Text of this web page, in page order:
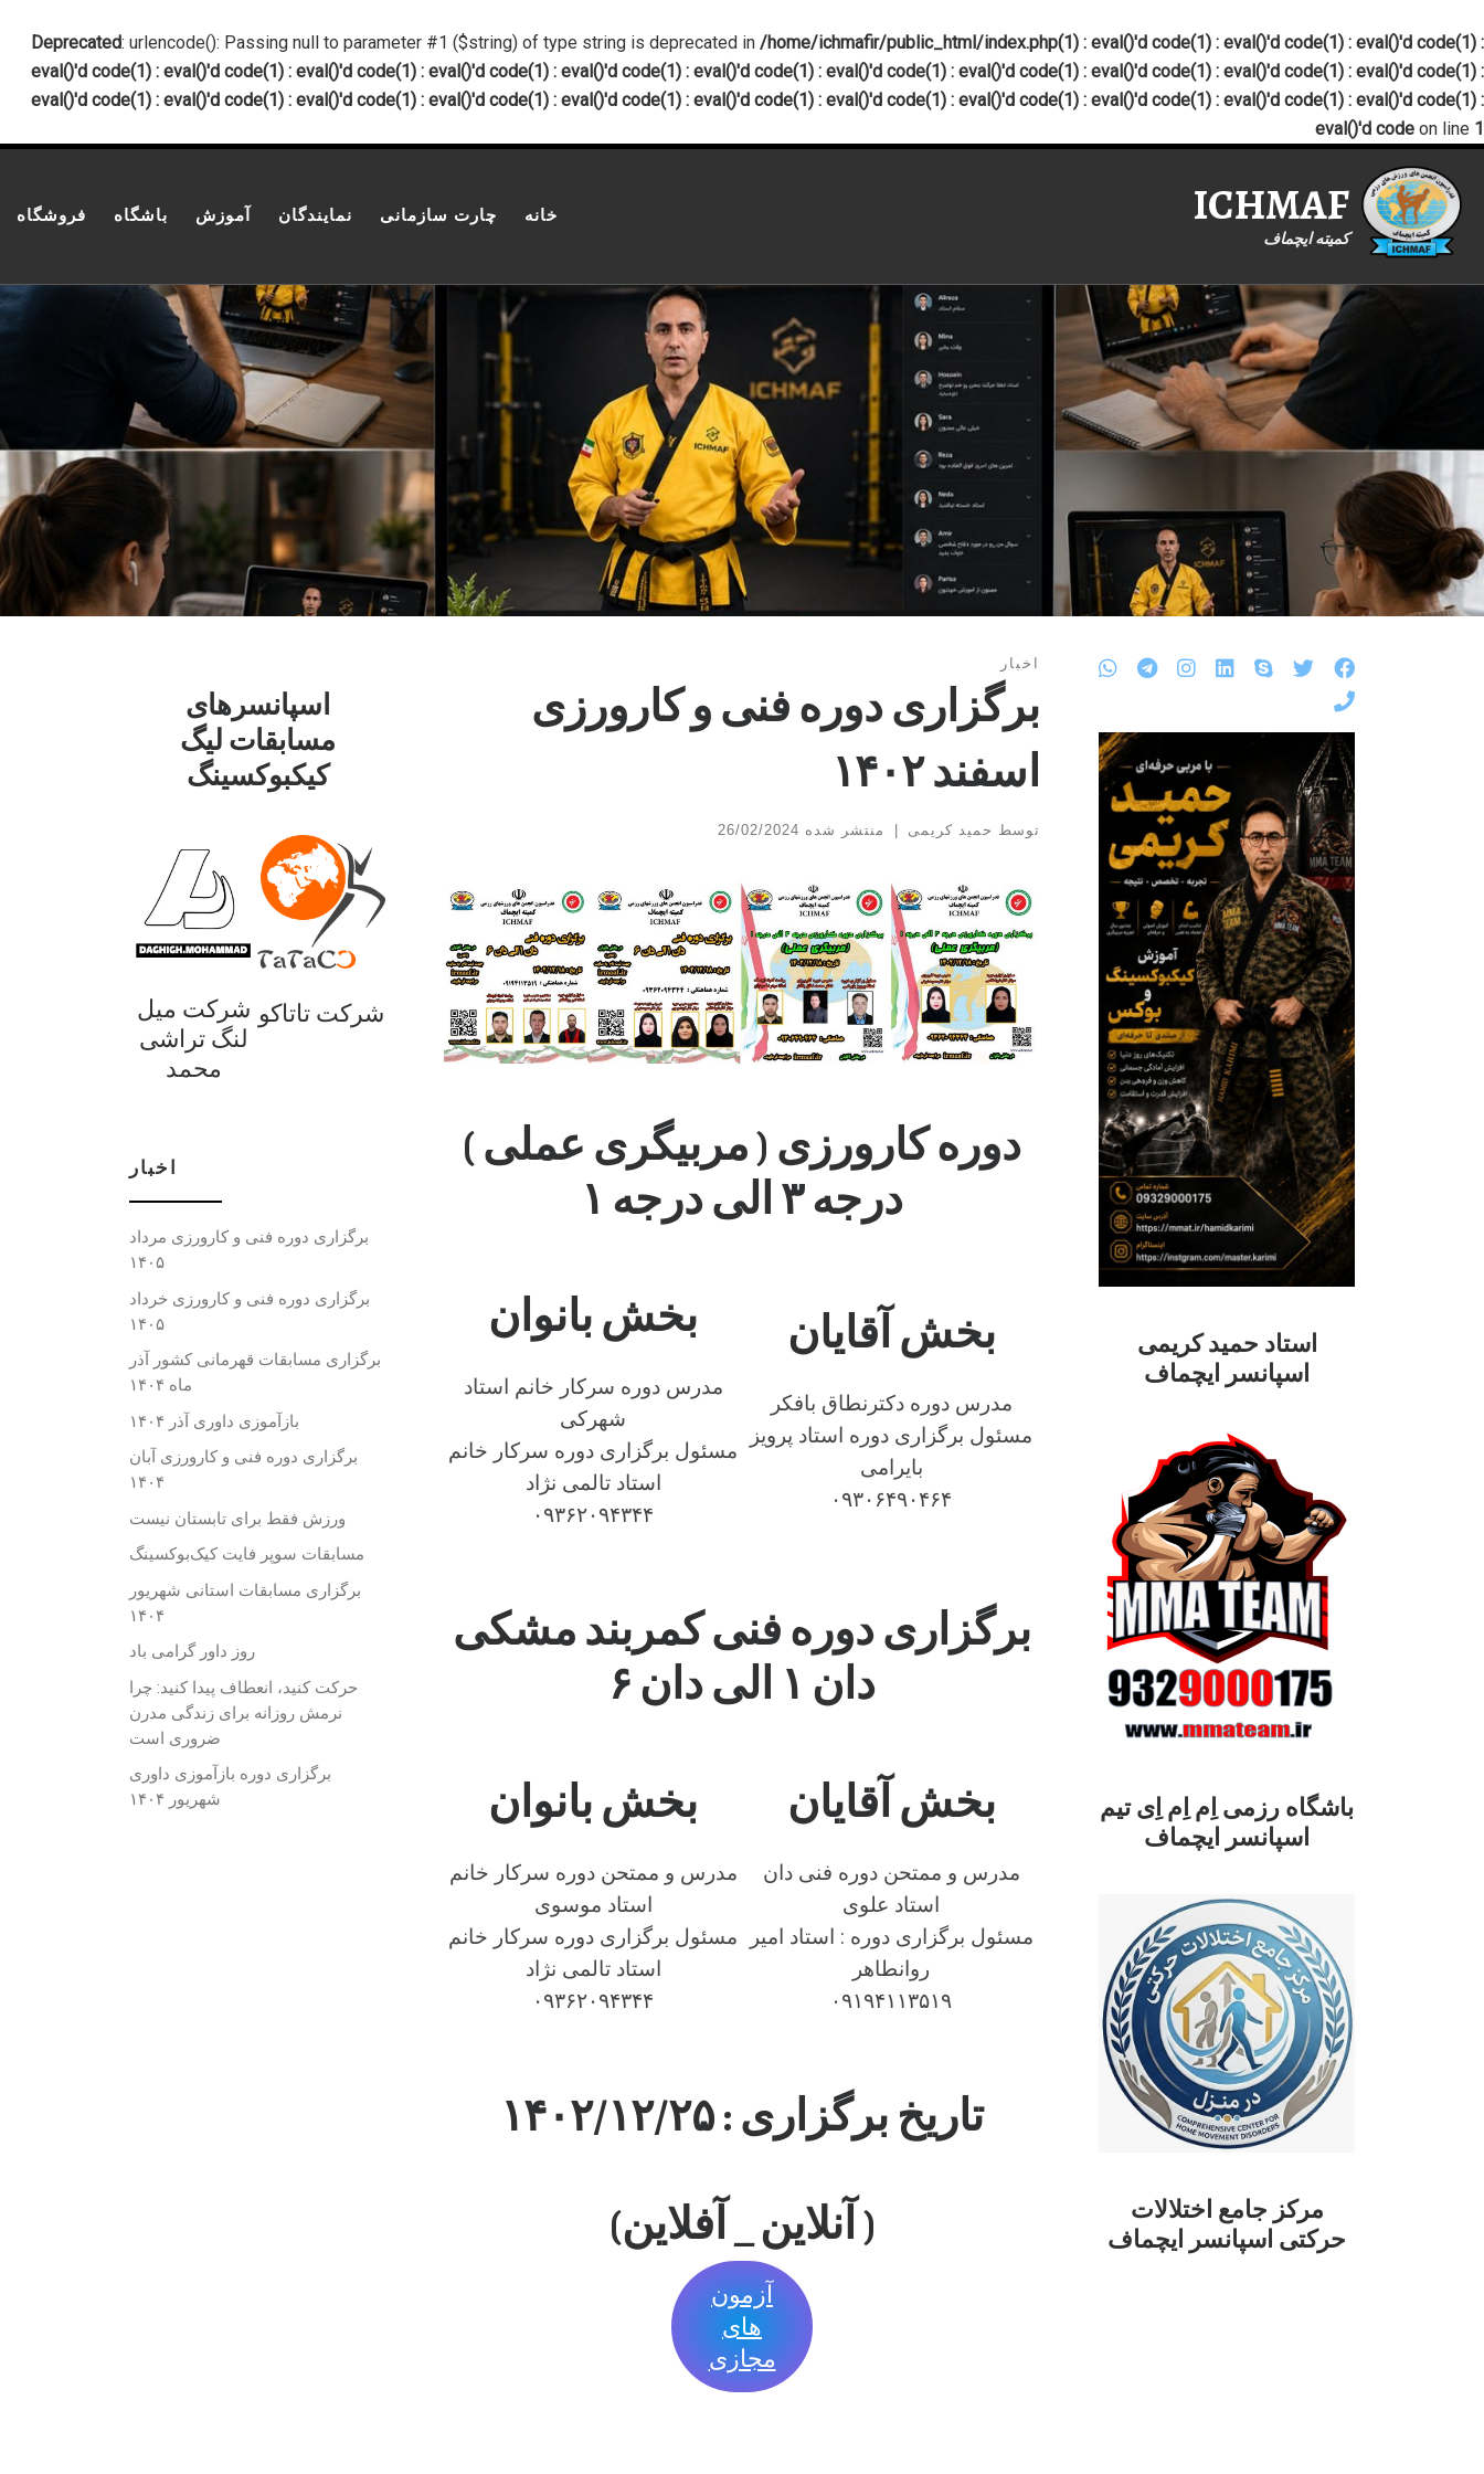
Deprecated: urlencode(): Passing null to parameter #1 ($string) of type string is deprecated in /home/ichmafir/public_html/index.php(1) : eval()'d code(1) : eval()'d code(1) : eval()'d code(1) :
eval()'d code(1) : eval()'d code(1) : eval()'d code(1) : eval()'d code(1) : eval()'d code(1) : eval()'d code(1) : eval()'d code(1) : eval()'d code(1) : eval()'d code(1) : eval()'d code(1) : eval()'d code(1) :
eval()'d code(1) : eval()'d code(1) : eval()'d code(1) : eval()'d code(1) : eval()'d code(1) : eval()'d code(1) : eval()'d code(1) : eval()'d code(1) : eval()'d code(1) : eval()'d code(1) : eval()'d code(1) :
eval()'d code on line 1
پرش به محتوا
ICHMAF
کمیته ایچماف
خانه چارت سازمانی نمایندگان آموزش باشگاه فروشگاه
اخبار
برگزاری دوره فنی و کارورزی
اسفند ۱۴۰۲
توسط حمید کریمی 26/02/2024
دوره کارورزی ( مربیگری عملی )
درجه ۳ الی درجه ۱
بخش آقایان
مدرس دوره دکترنطاق بافکر
مسئول برگزاری دوره استاد پرویز
بایرامی
۰۹۳۰۶۴۹۰۴۶۴
بخش بانوان
مدرس دوره سرکار خانم استاد
شهرکی
مسئول برگزاری دوره سرکار خانم
استاد تالمی نژاد
۰۹۳۶۲۰۹۴۳۴۴
برگزاری دوره فنی کمربند مشکی
دان ۱ الی دان ۶
بخش آقایان
مدرس و ممتحن دوره فنی دان
استاد علوی
مسئول برگزاری دوره : استاد امیر
روانطاهر
۰۹۱۹۴۱۱۳۵۱۹
بخش بانوان
مدرس و ممتحن دوره سرکار خانم
استاد موسوی
مسئول برگزاری دوره سرکار خانم
استاد تالمی نژاد
۰۹۳۶۲۰۹۴۳۴۴
تاریخ برگزاری : ۱۴۰۲/ ۱۲/۲۵
( آنلاین _ آفلاین)
آزمون
های
مجازی
استاد حمید کریمی
اسپانسر ایچماف
باشگاه رزمی اِم اِم اِی تیم
اسپانسر ایچماف
مرکز جامع اختلالات
حرکتی اسپانسر ایچماف
اسپانسرهای
مسابقات لیگ
کیکبوکسینگ
شرکت تاتاکو شرکت میل
لنگ تراشی
محمد
اخبار
برگزاری دوره فنی و کارورزی مرداد
۱۴۰۵
برگزاری دوره فنی و کارورزی خرداد
۱۴۰۵
برگزاری مسابقات قهرمانی کشور آذر
ماه ۱۴۰۴
بازآموزی داوری آذر ۱۴۰۴
برگزاری دوره فنی و کارورزی آبان
۱۴۰۴
ورزش فقط برای تابستان نیست
مسابقات سوپر فایت کیک‌بوکسینگ
برگزاری مسابقات استانی شهریور
۱۴۰۴
روز داور گرامی باد
حرکت کنید، انعطاف پیدا کنید: چرا
نرمش روزانه برای زندگی مدرن
ضروری است
برگزاری دوره بازآموزی داوری
شهریور ۱۴۰۴